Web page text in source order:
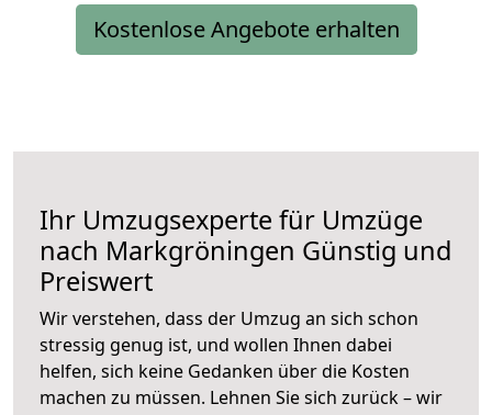
Kostenlose Angebote erhalten
Ihr Umzugsexperte für Umzüge
nach Markgröningen Günstig und
Preiswert
Wir verstehen, dass der Umzug an sich schon
stressig genug ist, und wollen Ihnen dabei
helfen, sich keine Gedanken über die Kosten
machen zu müssen. Lehnen Sie sich zurück – wir